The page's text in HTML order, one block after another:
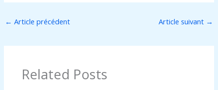
← Article précédent Article suivant →
Related Posts